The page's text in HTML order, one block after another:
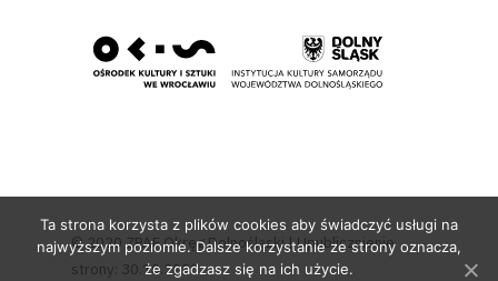
© 2020 ZPAF Okręg Dolnośląski | Upublicznienie
strony: 30.10.2020
Ta strona korzysta z plików cookies aby świadczyć usługi na
najwyższym poziomie. Dalsze korzystanie ze strony oznacza,
że zgadzasz się na ich użycie.